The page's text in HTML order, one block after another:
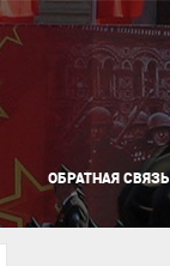
ОБРАТНАЯ СВЯЗЬ